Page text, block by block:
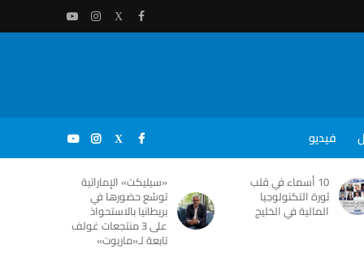
فيديو
10 أسماء في قلب
ثورة التكنولوجيا
المالية في الخليج
«سيليكت» الإماراتية
توسّع حضورها في
بريطانيا بالاستحواذ
على 3 منتجعات غولف
تابعة لـ«ماريوت»